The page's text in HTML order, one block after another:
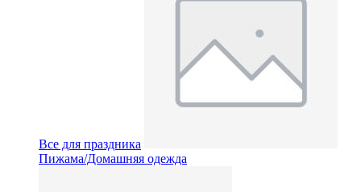
Все для праздника
Пижама/Домашняя одежда